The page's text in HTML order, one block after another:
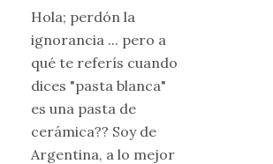
Hola; perdón la
ignorancia ... pero a
qué te referís cuando
dices "pasta blanca"
es una pasta de
cerámica?? Soy de
Argentina, a lo mejor